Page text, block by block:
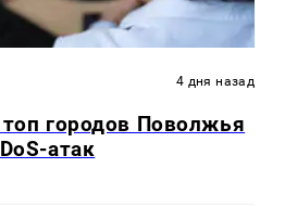
4 дня назад
городов Поволжья
атак